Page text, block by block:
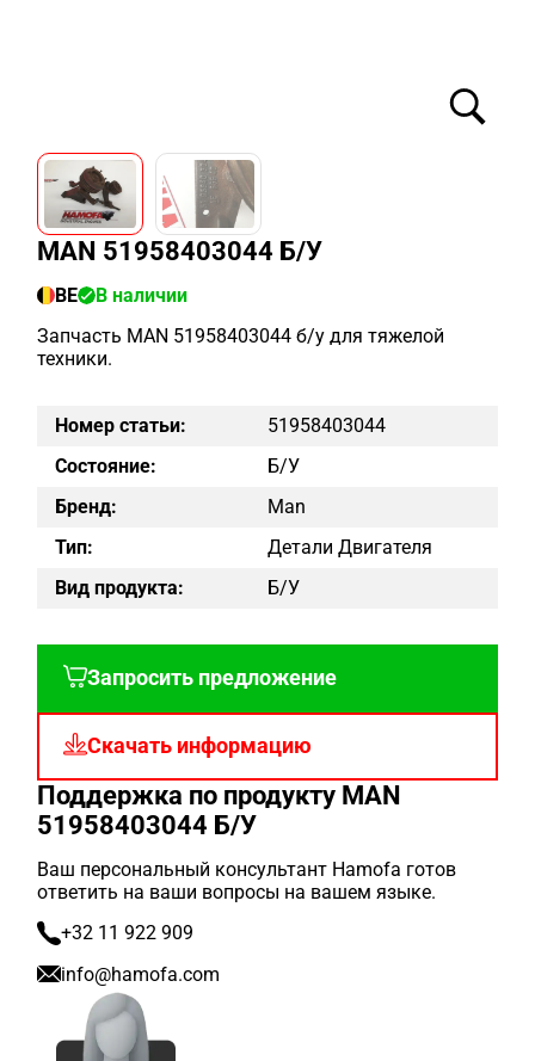
MAN 51958403044 Б/У
BE
В наличии
Запчасть MAN 51958403044 б/у для тяжелой
техники.
Номер статьи:
51958403044
Состояние:
Б/у
Бренд:
Man
Тип:
Детали Двигателя
Вид продукта:
Б/у
Запросить предложение
Скачать информацию
Поддержка по продукту MAN
51958403044 Б/У
Ваш персональный консультант Hamofa готов
ответить на ваши вопросы на вашем языке.
+32 11 922 909
info@hamofa.com